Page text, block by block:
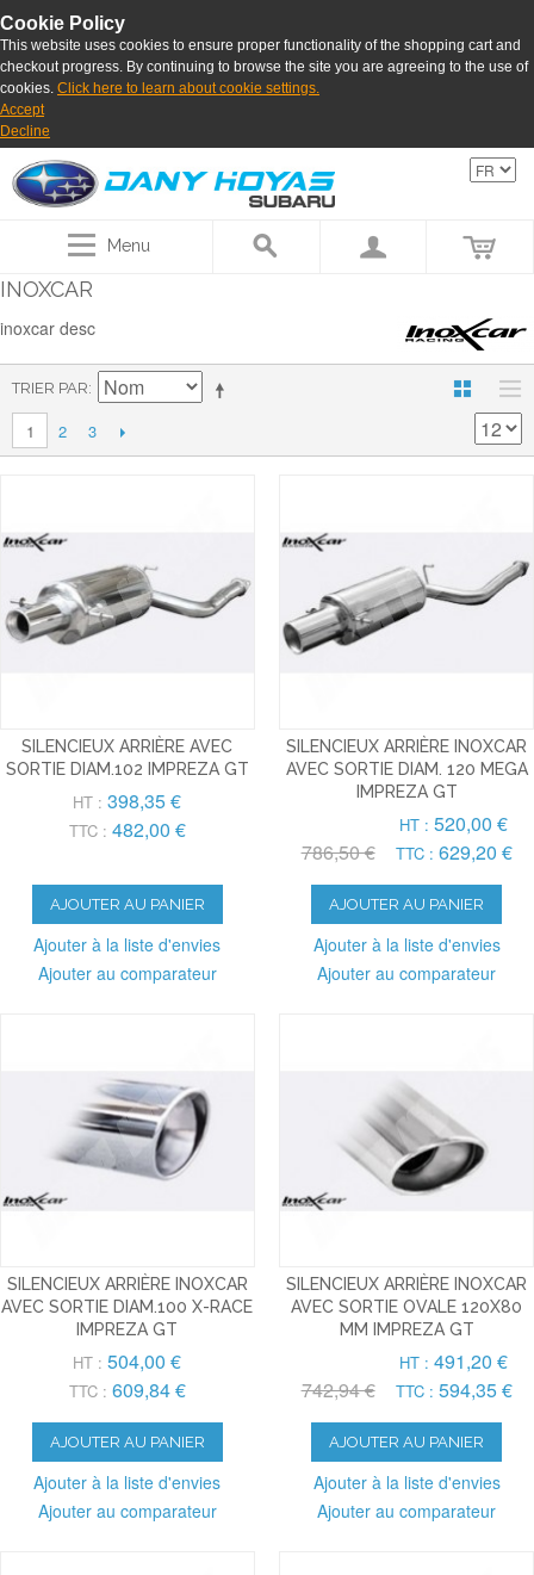
Cookie Policy
This website uses cookies to ensure proper functionality of the shopping cart and
checkout progress. By continuing to browse the site you are agreeing to the use of
cookies. Click here to learn about cookie settings.
Accept
Decline
Menu
INOXCAR
inoxcar desc
TRIER PAR
1 2 3
SILENCIEUX ARRIÈRE AVEC
SORTIE DIAM.102 IMPREZA GT
HT : 398,35 €
TTC : 482,00 €
AJOUTER AU PANIER
Ajouter à la liste d'envies
Ajouter au comparateur
SILENCIEUX ARRIÈRE INOXCAR
AVEC SORTIE DIAM. 120 MEGA
IMPREZA GT
786,50 €
HT : 520,00 €
TTC : 629,20 €
AJOUTER AU PANIER
Ajouter à la liste d'envies
Ajouter au comparateur
SILENCIEUX ARRIÈRE INOXCAR
AVEC SORTIE DIAM.100 X-RACE
IMPREZA GT
HT : 504,00 €
TTC : 609,84 €
AJOUTER AU PANIER
Ajouter à la liste d'envies
Ajouter au comparateur
SILENCIEUX ARRIÈRE INOXCAR
AVEC SORTIE OVALE 120X80
MM IMPREZA GT
742,94 €
HT : 491,20 €
TTC : 594,35 €
AJOUTER AU PANIER
Ajouter à la liste d'envies
Ajouter au comparateur